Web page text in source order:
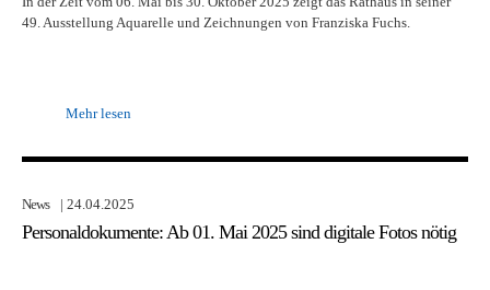
49. Ausstellung Aquarelle und Zeichnungen von Franziska Fuchs.
Mehr lesen
News | 24.04.2025
Personaldokumente: Ab 01. Mai 2025 sind digitale Fotos nötig